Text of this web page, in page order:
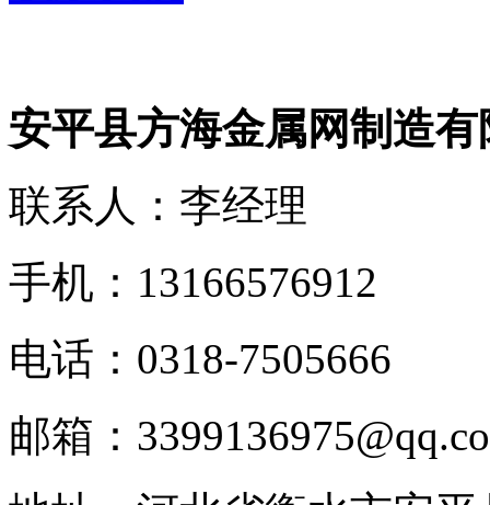
安平县方海金属网制造有
联系人：李经理
手机：13166576912
电话：0318-7505666
邮箱：